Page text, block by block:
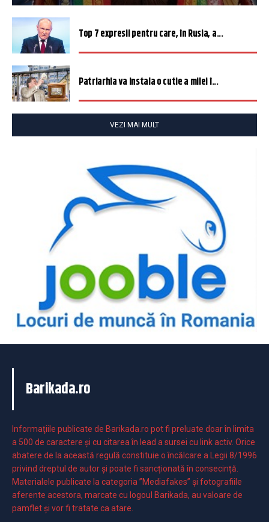
Top 7 expresii pentru care, în Rusia, a...
Patriarhia va instala o cutie a milei î...
VEZI MAI MULT
Barikada.ro
Informaţiile publicate de Barikada.ro pot fi preluate doar în limita
a 500 de caractere şi cu citarea în lead a sursei cu link activ. Orice
abatere de la această regulă constituie o încălcare a Legii 8/1996
privind dreptul de autor și poate fi sancționată în consecință.
Materialele publicate la categoria ”Mediafakes” și fotografiile
aferente acestora, marcate cu logoul Barikada, au valoare de
pamflet și vor fi tratate ca atare.